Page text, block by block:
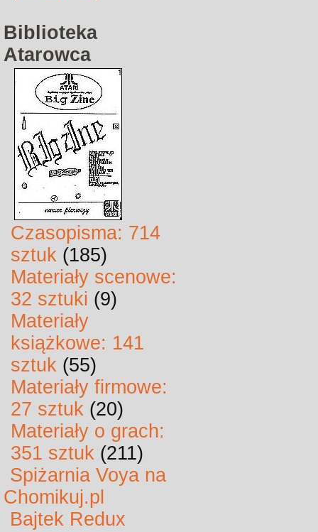
Biblioteka
Atarowca
Czasopisma: 714
sztuk (185)
Materiały scenowe:
32 sztuki (9)
Materiały
książkowe: 141
sztuk (55)
Materiały firmowe:
27 sztuk (20)
Materiały o grach:
351 sztuk (211)
Spiżarnia Voya na
Chomikuj.pl
Bajtek Redux